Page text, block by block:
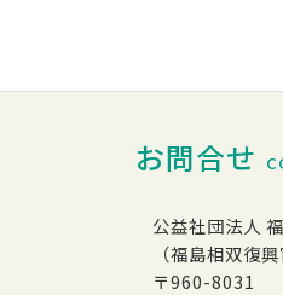
お問合せ
公益社団法人
（福島相双復
〒960-8031